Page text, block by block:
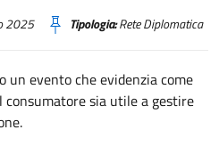
2025 Tipologia:Rete Diplomatica
un evento che evidenzia come
sia utile a gestire